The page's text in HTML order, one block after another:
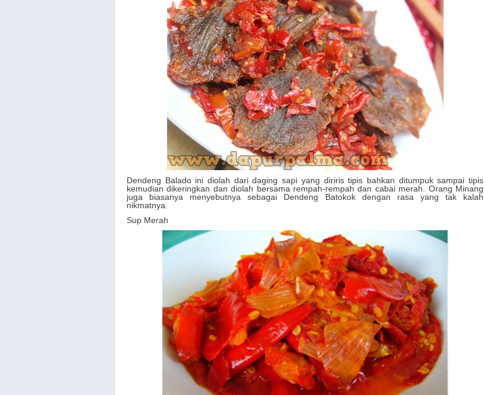
Dendeng Balado ini diolah dari daging sapi yang diriris tipis bahkan ditumpuk sampai tipis
kemudian dikeringkan dan diolah bersama rempah-rempah dan cabai merah. Orang Minang
juga biasanya menyebutnya sebagai Dendeng Batokok dengan rasa yang tak kalah
nikmatnya.
Sup Merah